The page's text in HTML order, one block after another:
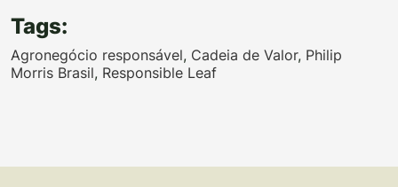
Tags:
Agronegócio responsável, Cadeia de Valor, Philip
Morris Brasil, Responsible Leaf